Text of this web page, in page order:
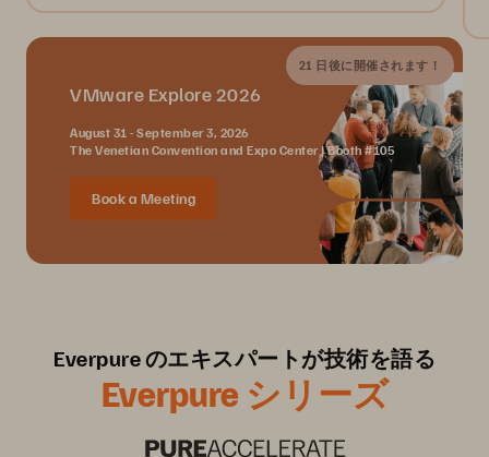
21 日後に開催されます！
VMware Explore 2026
August 31 - September 3, 2026
The Venetian Convention and Expo Center | Booth #105
Book a Meeting
Everpure のエキスパートが技術を語る
Everpure シリーズ